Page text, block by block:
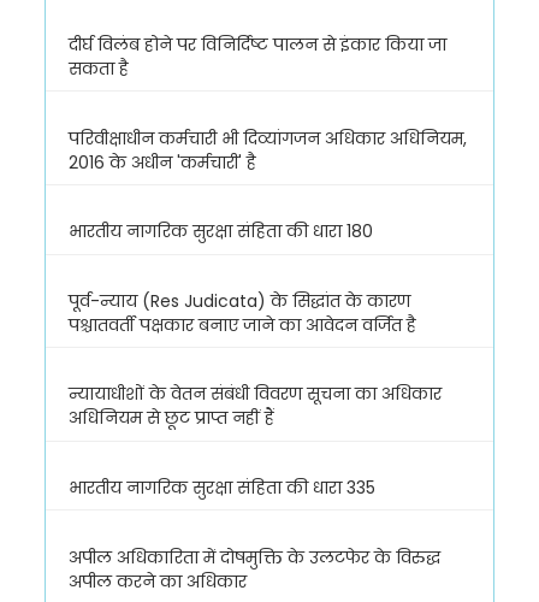
दीर्घ विलंब होने पर विनिर्दिष्ट पालन से इंकार किया जा
सकता है
परिवीक्षाधीन कर्मचारी भी दिव्यांगजन अधिकार अधिनियम,
2016 के अधीन 'कर्मचारी' है
भारतीय नागरिक सुरक्षा संहिता की धारा 180
पूर्व-न्याय (Res Judicata) के सिद्धांत के कारण
पश्चातवर्ती पक्षकार बनाए जाने का आवेदन वर्जित है
न्यायाधीशों के वेतन संबंधी विवरण सूचना का अधिकार
अधिनियम से छूट प्राप्त नहीं हैं
भारतीय नागरिक सुरक्षा संहिता की धारा 335
अपील अधिकारिता में दोषमुक्ति के उलटफेर के विरुद्ध
अपील करने का अधिकार